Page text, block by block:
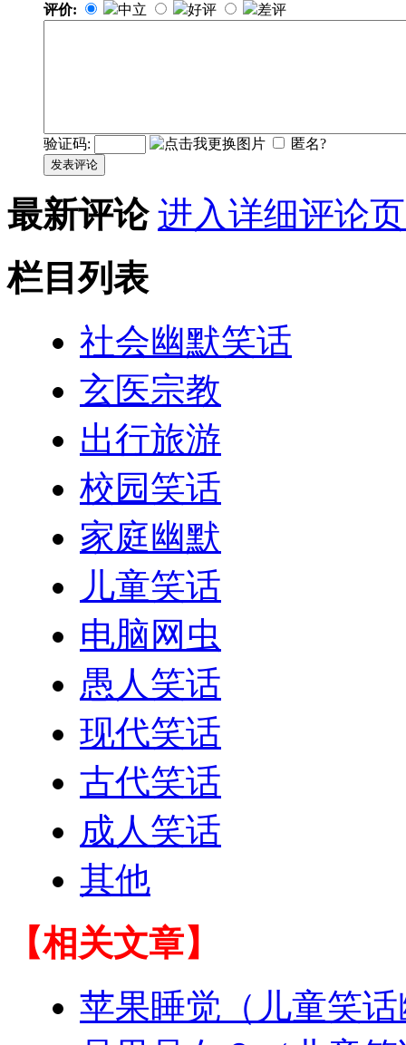
评价: 中立 好评 差评
验证码: 匿名?
发表评论
最新评论 进入详细评论
栏目列表
社会幽默笑话
玄医宗教
出行旅游
校园笑话
家庭幽默
儿童笑话
电脑网虫
愚人笑话
现代笑话
古代笑话
成人笑话
其他
【相关文章】
苹果睡觉（儿童笑